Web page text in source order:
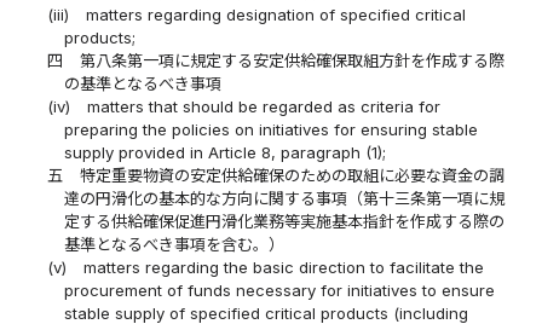
(iii)
matters regarding designation of specified critical
products;
四
第八条第一項に規定する安定供給確保取組方針を作成する際
の基準となるべき事項
(iv)
matters that should be regarded as criteria for
preparing the policies on initiatives for ensuring stable
supply provided in Article 8, paragraph (1);
五
特定重要物資の安定供給確保のための取組に必要な資金の調
達の円滑化の基本的な方向に関する事項（第十三条第一項に規
定する供給確保促進円滑化業務等実施基本指針を作成する際の
基準となるべき事項を含む。）
(v)
matters regarding the basic direction to facilitate the
procurement of funds necessary for initiatives to ensure
stable supply of specified critical products (including